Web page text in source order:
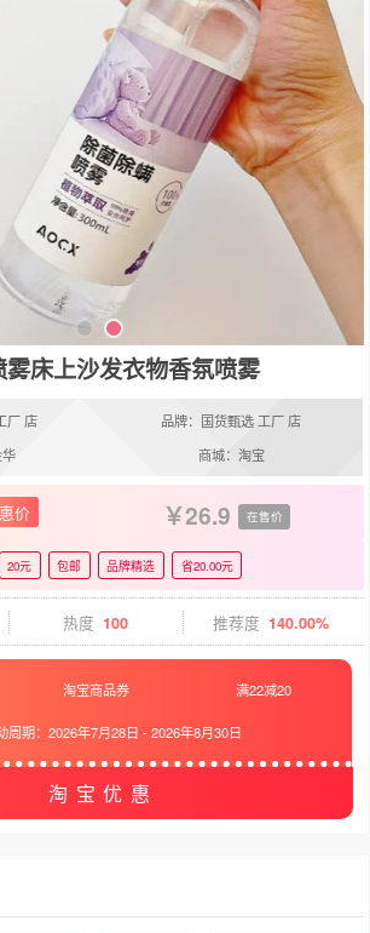
床上沙发衣物香氛喷雾
厂 店
品牌：国货甄选 工厂 店
商城：淘宝
价 26.9 在售价
20元 包邮 品牌精选 省20.00元
热度 100 推荐度 140.00%
淘宝商品券 满22减20
周期：2026年7月28日 -2026年8月30日
淘宝优惠